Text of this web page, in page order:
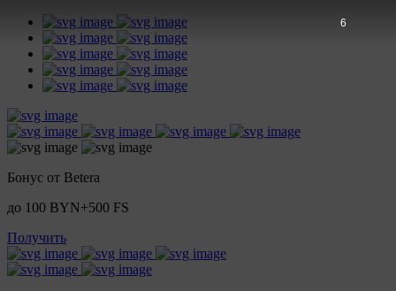
Бонус от Betera
до 100 BYN+500 FS
Получить
5